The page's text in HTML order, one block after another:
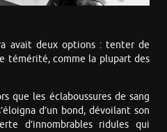
avait deux options : tenter de
témérité, comme la plupart des
que les éclaboussures de sang
d’un bond, dévoilant son
d’innombrables ridules qui